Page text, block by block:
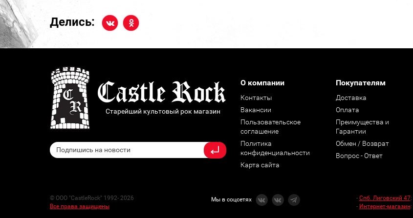
Делись:
Старейший культовый рок магазин
О компании
Контакты
Вакансии
Пользовательское
соглашение
Политика
конфиденциальности
Карта сайта
Покупателям
Доставка
Оплата
Преимущества и
Гарантии
Обмен / Возврат
Вопрос - Ответ
© ООО "CastleRock" 1992- 2026
Все права защищены
Мы в соцсетях - Спб. Лиговский 47:
- Интернет-магазин: